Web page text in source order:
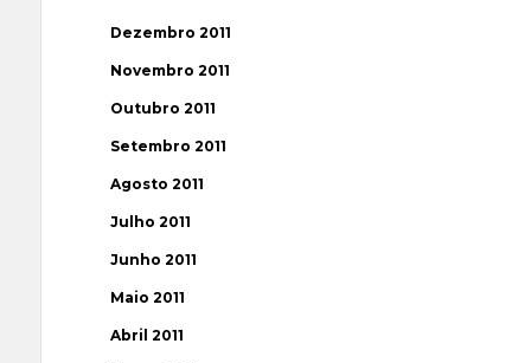
Dezembro 2011
Novembro 2011
Outubro 2011
Setembro 2011
Agosto 2011
Julho 2011
Junho 2011
Maio 2011
Abril 2011